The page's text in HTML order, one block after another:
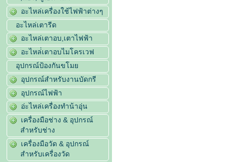
อะไหล่เครื่องใช้ไฟฟ้าต่างๆ
อะไหล่เตารีด
อะไหล่เตาอบ,เตาไฟฟ้า
อะไหล่่เตาอบไมโครเวฟ
อุปกรณ์ป้องกันขโมย
อุปกรณ์สำหรับงานบัดกรี
อุปกรณ์ไฟฟ้า
อ่ะไหล่เครื่องทำน้าอุ่น
เครื่องมือช่าง & อุปกรณ์
สำหรับช่าง
เครื่องมือวัด & อุปกรณ์
สำหรับเครื่องวัด